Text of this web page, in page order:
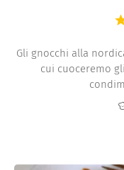
Gli gnocchi alla
cui cuoceremo